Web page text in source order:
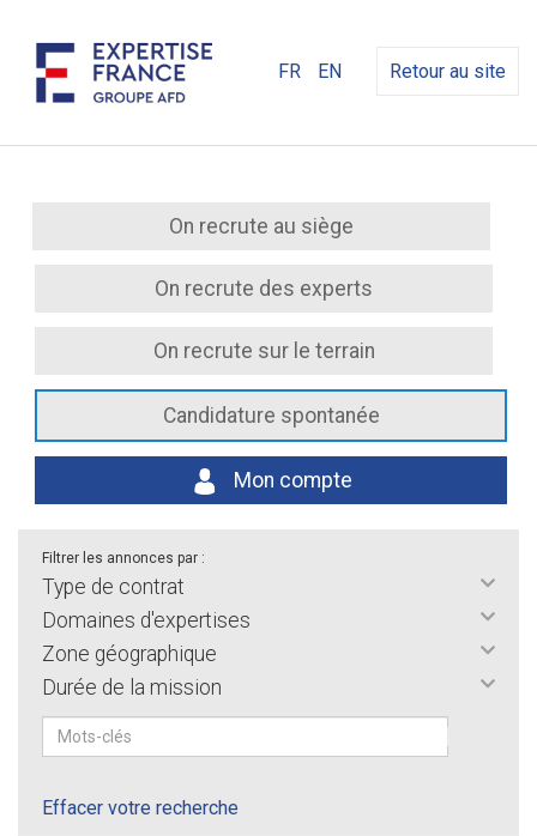
FR EN Retour au site
On recrute au siège
On recrute des experts
On recrute sur le terrain
Candidature spontanée
Mon compte
Filtrer les annonces par :
Type de contrat
Domaines d'expertises
Zone géographique
Durée de la mission
Effacer votre recherche